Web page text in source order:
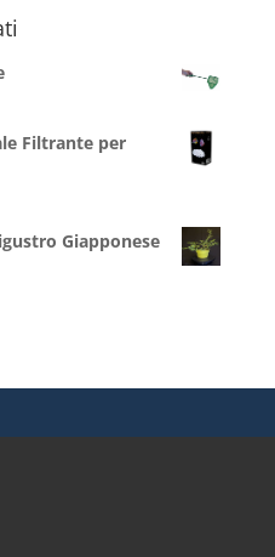
Filtrante per
Giapponese